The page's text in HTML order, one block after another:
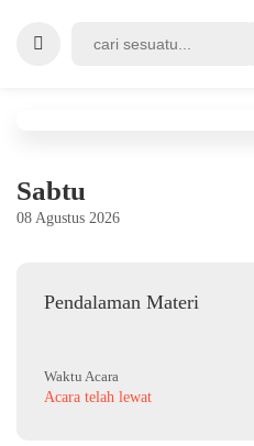
Sabtu
08 Agustus 2026
Pendalaman Materi
Waktu Acara
Acara telah lewat